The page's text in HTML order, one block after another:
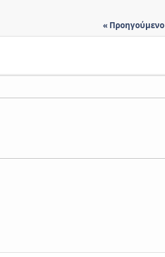
« Προηγούμενο